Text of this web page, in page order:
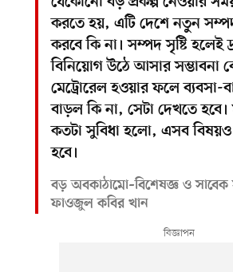
করতে হয়, এটি দেশে নতুন সম্পদ
করবে কি না। সম্পদ সৃষ্টি হলেই
বিনিয়োগ উঠে আসার সম্ভাবনা
মেট্রোরেল হওয়ার ফলে ব্যবসা-
বাড়ল কি না, সেটা দেখতে হবে।
কতটা সুবিধা হলো, এসব
হবে।
বড় অবকাঠামো–বিশেষজ্ঞ ও সাবেক
ফাওজুল কবির খান